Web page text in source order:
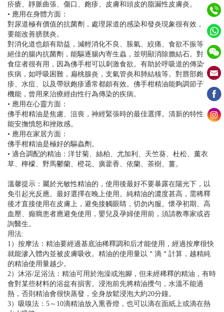
疥瘡、靜脈曲張、傷口、皰疹、皮膚和頭皮的脂漏性皮膚炎。
• 應用在身體方面：
對尿道極有價值的抗菌劑，處理尿道的感染和發炎現象很有效，主
要能改善膀胱炎。
對消化道也頗有助益，減輕消化不良、脹氣、絞痛、食欲不振等。
絕佳的腸內抗菌劑，能驅逐腸內寄生蟲，並明顯消除膽結石。對厭
食症者很有用，因為佛手柑可以刺激食欲。有助於呼吸道的傳染性
疾病，如呼吸困難，扁桃腺炎，支氣管炎和肺結核等。對唇部皰
疹、水痘、以及帶狀皰疹通常都頗有效。佛手柑精油能夠調節子宮
機能，曾用來治療經由性行為傳染的疾病。
• 應用在心靈方面：
佛手柑精油是焦慮、沮喪，神經緊張時的最佳選擇。清新的特性，
能安撫憤怒和挫敗感。
• 應用在家居方面：
佛手柑精油是極好的驅蟲劑。
• 適合調配的精油：洋甘菊、絲柏、尤加利、天竺葵、杜松、薰衣
草、檸檬、野馬鬱蘭、橙花、廣藿香、依蘭、茶樹、薑。
溫馨提示：屬於光敏性精油的，使用後最好不要暴露在陽光下，以
免引起光反應。最好選擇在晚上使用。純精油的濃度甚高，需稀釋
後才直接使用在皮膚上，避免接觸眼睛，切勿內服。懷孕初期、高
血壓、癲癇患者應避免使用，嬰兒及孕婦使用前，須請教專家或咨
詢醫生。
用法:
1）按摩法：精油要經過基底油稀釋調和后才能使用，經過按摩很快
就能滲入體內並被皮膚吸收。精油的使用量以＂滴＂計算，越精純
的精油使用量越少。
2）沐浴/足浴法：精油可用於泡澡或泡腳，但未經稀釋的精油，有時
會對某些材料的浴盆有損害。浸泡前先將精油攪勻，水溫不能過
熱，否則精油會很快蒸發，全身放鬆浸泡大約20分鐘。
3）吸嗅法：5～10滴精油放入熏香燈，也可以滴在面紙上或滴在熱